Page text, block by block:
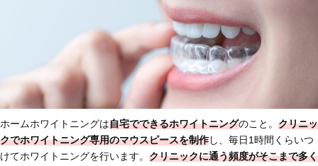
ホームホワイトニングは自宅でできるホワイトニングのこと。 クリニッ
クでホワイトニング専用のマウスピースを制作し、毎日1時間くらいつ
けてホワイトニングを行います。 クリニックに通う頻度がそこまで多く